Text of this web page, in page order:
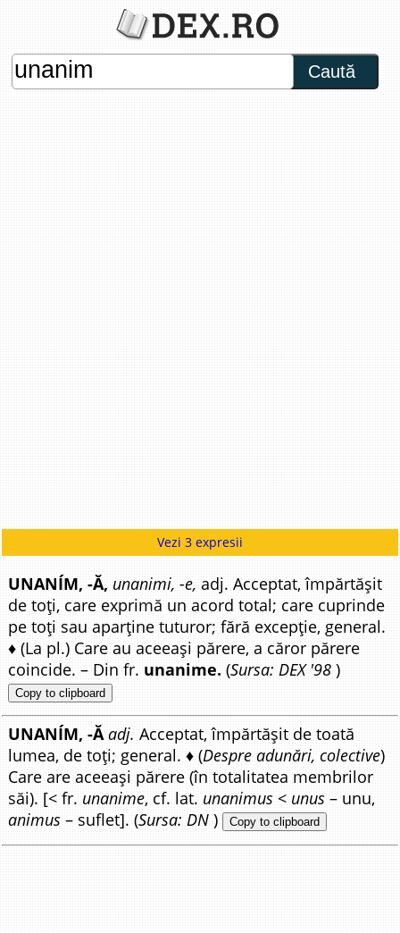
Caută
Vezi 3 expresii
UNANÍM, -Ă, unanimi, -e, adj. Acceptat, împărtășit
de toți, care exprimă un acord total; care cuprinde
pe toți sau aparține tuturor; fără excepție, general.
♦ (La pl.) Care au aceeași părere, a căror părere
coincide. – Din fr. unanime. (Sursa: DEX '98 )
Copy to clipboard
UNANÍM, -Ă adj. Acceptat, împărtășit de toată
lumea, de toți; general. ♦ (Despre adunări, colective)
Care are aceeași părere (în totalitatea membrilor
săi). [< fr. unanime, cf. lat. unanimus < unus – unu,
animus – suflet]. (Sursa: DN ) Copy to clipboard